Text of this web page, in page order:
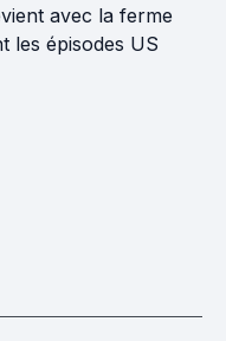
avec la ferme
les épisodes US